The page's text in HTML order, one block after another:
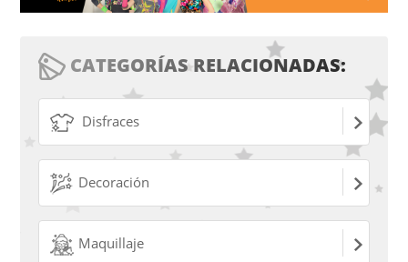
CATEGORÍAS RELACIONADAS:
Disfraces
Decoración
Maquillaje